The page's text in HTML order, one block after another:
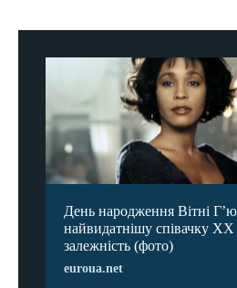
День народження Вітні
найвидатнішу співачку ХХ
залежність (фото)
euroua.net